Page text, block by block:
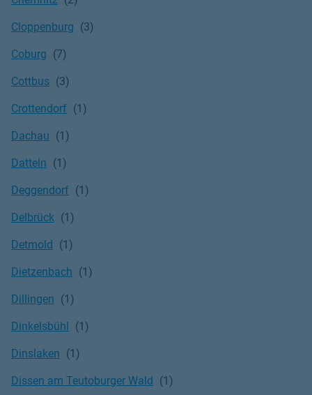
Cloppenburg
Coburg
Cottbus
Crottendorf
Dachau
Datteln
Deggendorf
Delbrück
Detmold
Dietzenbach
Dillingen
Dinkelsbühl
Dinslaken
Dissen am Teutoburger Wald